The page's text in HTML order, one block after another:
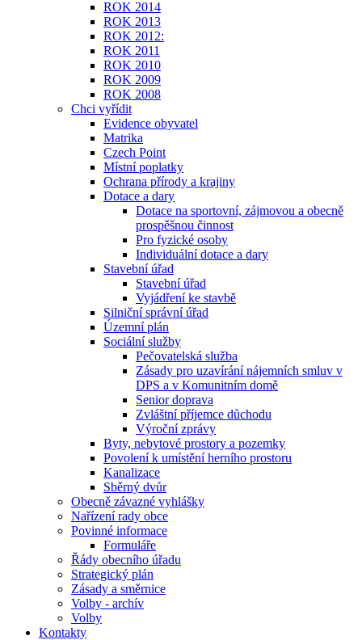
ROK 2014
ROK 2013
ROK 2012:
ROK 2011
ROK 2010
ROK 2009
ROK 2008
Chci vyřídit
Evidence obyvatel
Matrika
Czech Point
Místní poplatky
Ochrana přírody a krajiny
Dotace a dary
Dotace na sportovní, zájmovou a obecně
prospěšnou činnost
Pro fyzické osoby
Individuální dotace a dary
Stavební úřad
Stavební úřad
Vyjádření ke stavbě
Silniční správní úřad
Územní plán
Sociální služby
Pečovatelská služba
Zásady pro uzavírání nájemních smluv v
DPS a v Komunitním domě
Senior doprava
Zvláštní příjemce důchodu
Výroční zprávy
Byty, nebytové prostory a pozemky
Povolení k umístění herního prostoru
Kanalizace
Sběrný dvůr
Obecně závazné vyhlášky
Nařízení rady obce
Povinné informace
Formuláře
Řády obecního úřadu
Strategický plán
Zásady a směrnice
Volby - archív
Volby
Kontakty